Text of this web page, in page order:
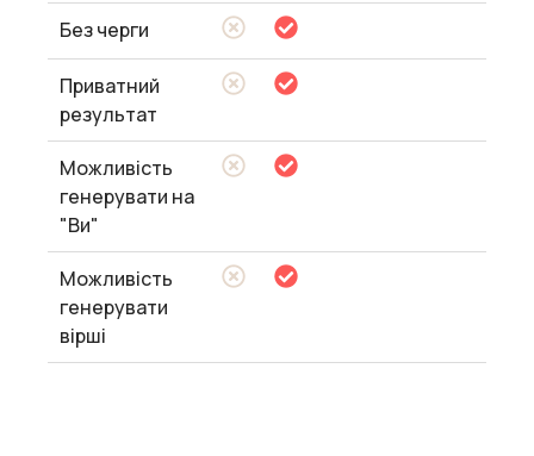
Без черги
Приватний
результат
Можливість
генерувати на
"Ви"
Можливість
генерувати
вірші